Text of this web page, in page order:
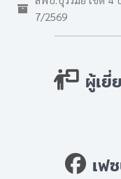
7/2569
ผู้เยี่
เฟ